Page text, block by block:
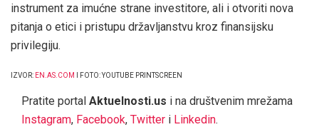
instrument za imućne strane investitore, ali i otvoriti nova
pitanja o etici i pristupu državljanstvu kroz finansijsku
privilegiju.
IZVOR: EN.AS.COM I FOTO: YOUTUBE PRINTSCREEN
Pratite portal Aktuelnosti.us i na društvenim mrežama
Instagram, Facebook, Twitter i Linkedin.